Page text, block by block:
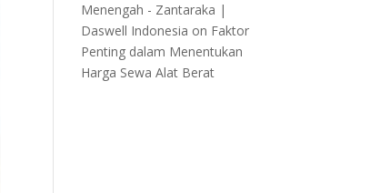
Menengah - Zantaraka |
Daswell Indonesia on Faktor
Penting dalam Menentukan
Harga Sewa Alat Berat